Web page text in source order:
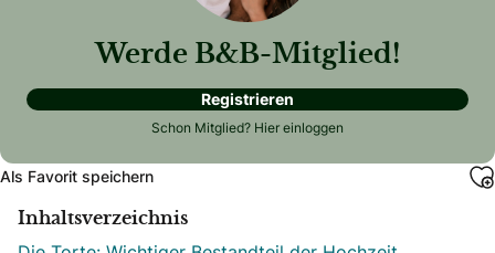
Werde B&B-Mitglied!
Registrieren
Schon Mitglied? Hier einloggen
Als Favorit speichern
Inhaltsverzeichnis